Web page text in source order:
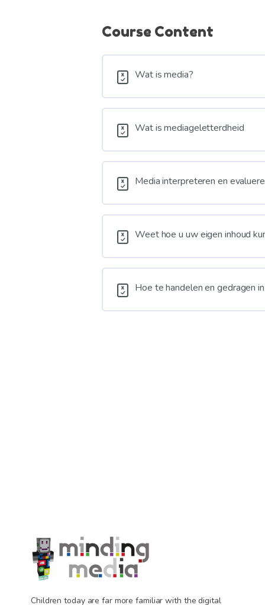
Course Content
Wat is media?
Wat is mediageletterdheid
Media interpreteren en
Weet hoe u uw eigen inhoud
Hoe te handelen en gedragen
Children today are far more familiar with the digital